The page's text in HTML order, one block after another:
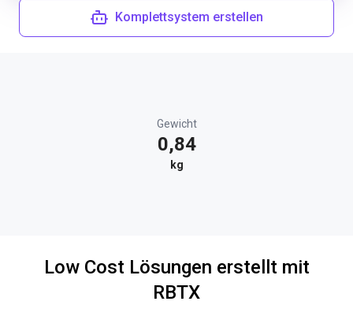
Komplettsystem erstellen
Gewicht
0,84
kg
Low Cost Lösungen erstellt mit
RBTX